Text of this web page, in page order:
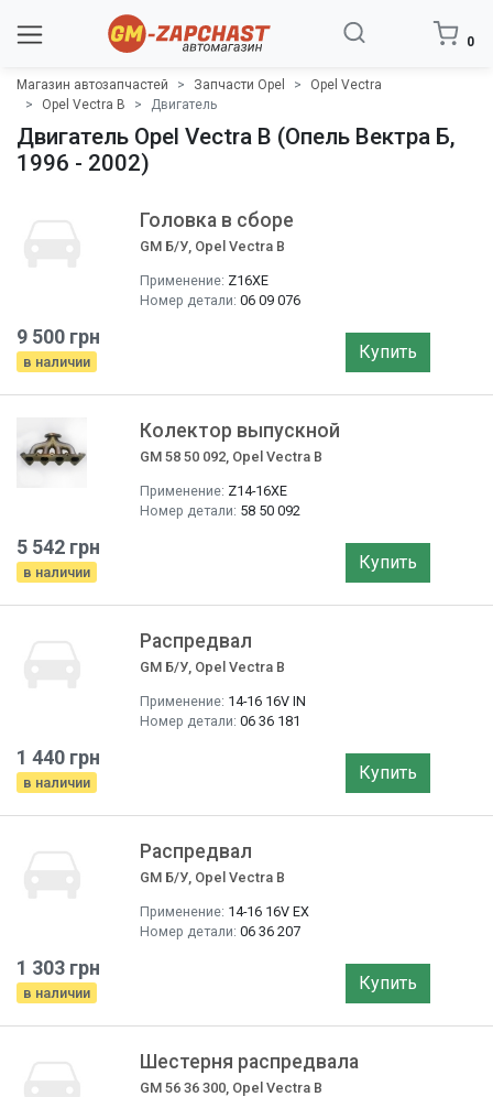
0
Магазин автозапчастей Запчасти Opel
Opel Vectra
Opel Vectra B
Двигатель
Двигатель Opel Vectra B (Опель Вектра Б,
1996 - 2002)
Головка в сборе
GM Б/У, Opel Vectra B
Применение: Z16XE
Номер детали: 06 09 076
9 500 грн
в наличии Купить
Колектор выпускной
GM 58 50 092, Opel Vectra B
Применение: Z14-16XE
Номер детали: 58 50 092
5 542 грн
в наличии Купить
Распредвал
GM Б/У, Opel Vectra B
Применение: 14-16 16V IN
Номер детали: 06 36 181
1 440 грн
в наличии Купить
Распредвал
GM Б/У, Opel Vectra B
Применение: 14-16 16V EX
Номер детали: 06 36 207
1 303 грн
в наличии Купить
Шестерня распредвала
GM 56 36 300, Opel Vectra B